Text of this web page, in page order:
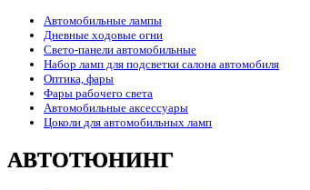
Автомобильные лампы
Дневные ходовые огни
Свето-панели автомобильные
Набор ламп для подсветки салона автомобиля
Оптика, фары
Фары рабочего света
Автомобильные аксессуары
Цоколи для автомобильных ламп
АВТОТЮНИНГ